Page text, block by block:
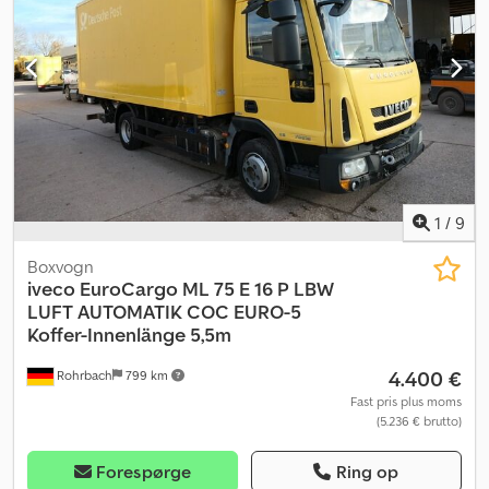
1 / 9
Rohrbach 799 km
Boxvogn
iveco EuroCargo ML 75 E 16 P LBW
LUFT AUTOMATIK COC EURO-5
Koffer-Innenlänge 5,5m
4.400 €
Fast pris plus moms
(5.236 € brutto)
Forespørge Ring op